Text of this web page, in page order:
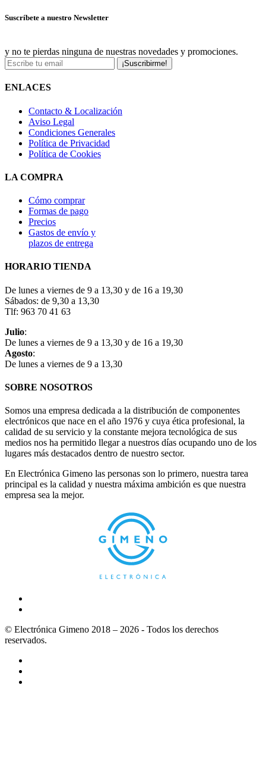
Suscríbete a nuestro Newsletter
y no te pierdas ninguna de nuestras novedades y promociones.
¡Suscribirme!
ENLACES
Contacto & Localización
Aviso Legal
Condiciones Generales
Política de Privacidad
Política de Cookies
LA COMPRA
Cómo comprar
Formas de pago
Precios
Gastos de envío y
plazos de entrega
HORARIO TIENDA
De lunes a viernes de 9 a 13,30 y de 16 a 19,30
Sábados: de 9,30 a 13,30
Tlf: 963 70 41 63
Julio:
De lunes a viernes de 9 a 13,30 y de 16 a 19,30
Agosto:
De lunes a viernes de 9 a 13,30
SOBRE NOSOTROS
Somos una empresa dedicada a la distribución de componentes
electrónicos que nace en el año 1976 y cuya ética profesional, la
calidad de su servicio y la constante mejora tecnológica de sus
medios nos ha permitido llegar a nuestros días ocupando uno de los
lugares más destacados dentro de nuestro sector.
En Electrónica Gimeno las personas son lo primero, nuestra tarea
principal es la calidad y nuestra máxima ambición es que nuestra
empresa sea la mejor.
© Electrónica Gimeno 2018 – 2026 - Todos los derechos
reservados.